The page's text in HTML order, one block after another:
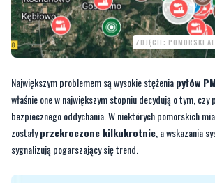
ZDJĘCIE: POMORSKI
Największym problemem są wysokie stężeniapyłów
właśnie one w największym stopniu decydują o tym,
bezpiecznego oddychania. W niektórych pomorskich
zostałyprzekroczone kilkukrotnie, a wskazania
sygnalizują pogarszający się trend.